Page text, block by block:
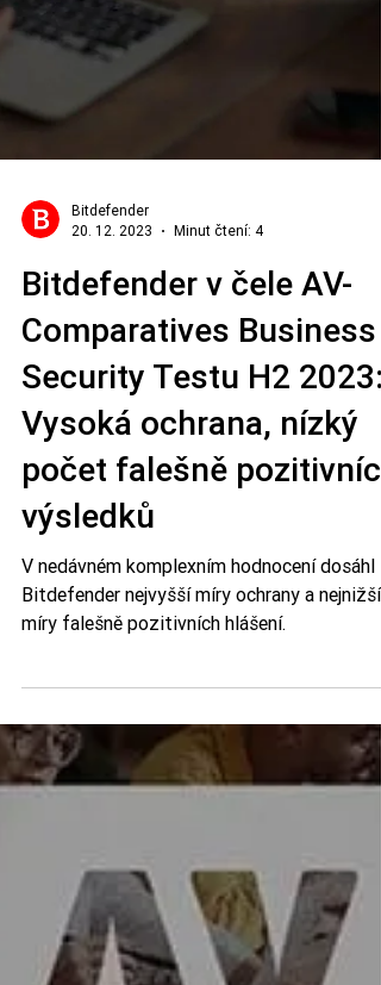
Bitdefender
Bitdefender v čele AV-
Comparatives Business
Security Testu H2 2023:
Vysoká ochrana, nízký
počet falešně pozitivních
výsledků